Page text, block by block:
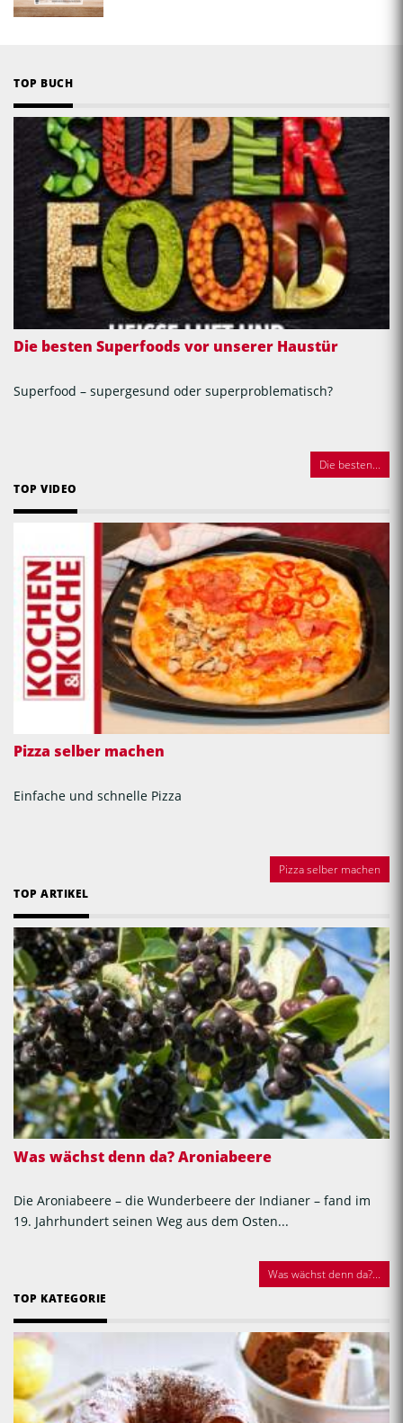
TOP BUCH
Die besten Superfoods vor unserer Haustür
Superfood – supergesund oder superproblematisch?
Die besten...
TOP VIDEO
Pizza selber machen
Einfache und schnelle Pizza
Pizza selber machen
TOP ARTIKEL
Was wächst denn da? Aroniabeere
Die Aroniabeere – die Wunderbeere der Indianer – fand im
19. Jahrhundert seinen Weg aus dem Osten...
Was wächst denn da?...
TOP KATEGORIE